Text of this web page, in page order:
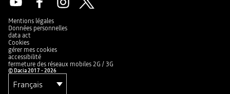
Mentions légales
Données personnelles
data act
Cookies
gérer mes cookies
accessibilité
fermeture des réseaux mobiles 2G / 3G
© Dacia 2017 - 2026